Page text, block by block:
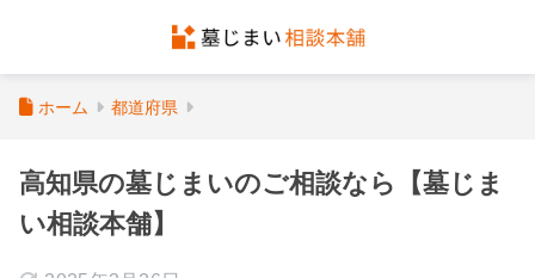
ホーム 都道府県
高知県の墓じまいのご相談なら【墓じま
い相談本舗】